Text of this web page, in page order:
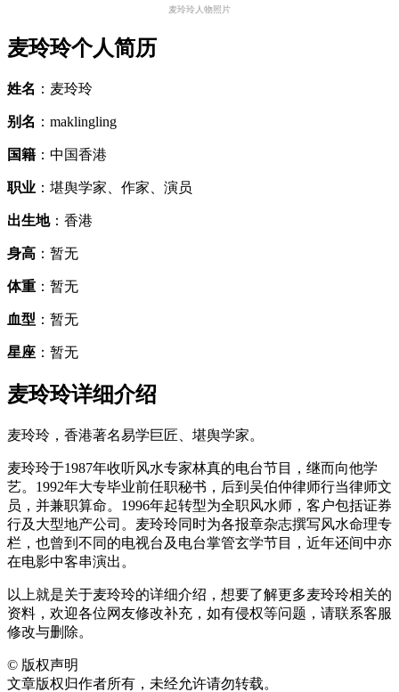
麦玲玲人物照片
麦玲玲个人简历
姓名 ：麦玲玲
别名 ：maklingling
国籍 ：中国香港
职业 ：堪舆学家、作家、演员
出生地：香港
身高 ：暂无
体重 ：暂无
血型 ：暂无
星座 ：暂无
麦玲玲详细介绍
麦玲玲，香港著名易学巨匠、堪舆学家。
麦玲玲于1987年收听风水专家林真的电台节目，继而向他学
艺。1992年大专毕业前任职秘书，后到吴伯仲律师行当律师文
员，并兼职算命。1996年起转型为全职风水师，客户包括证券
行及大型地产公司。麦玲玲同时为各报章杂志撰写风水命理专
栏，也曾到不同的电视台及电台掌管玄学节目，近年还间中亦
在电影中客串演出。
以上就是关于麦玲玲的详细介绍，想要了解更多麦玲玲相关的
资料，欢迎各位网友修改补充，如有侵权等问题，请联系客服
修改与删除。
© 版权声明
文章版权归作者所有，未经允许请勿转载。